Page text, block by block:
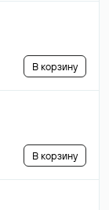
В корзину
В корзину